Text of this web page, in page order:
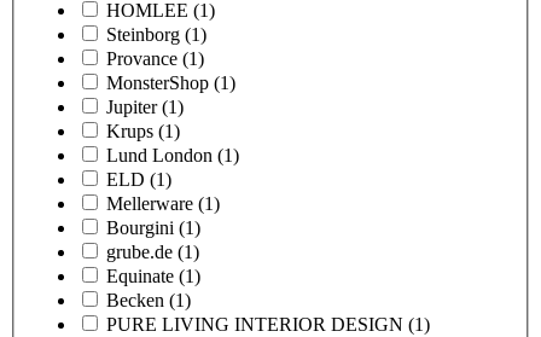
HOMLEE (1)
Steinborg (1)
Provance (1)
MonsterShop (1)
Jupiter (1)
Krups (1)
Lund London (1)
ELD (1)
Mellerware (1)
Bourgini (1)
grube.de (1)
Equinate (1)
Becken (1)
PURE LIVING INTERIOR DESIGN (1)